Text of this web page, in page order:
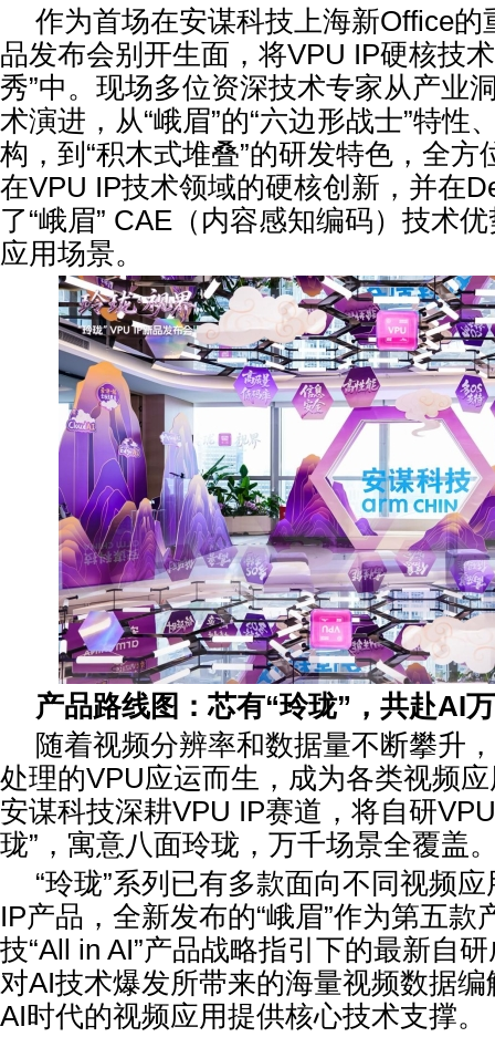
作为首场在安谋科技上海新Office的
品发布会别开生面，将VPU IP硬核技
秀”中。现场多位资深技术专家从产业
术演进，从“峨眉”的“六边形战士”特性
构，到“积木式堆叠”的研发特色，全方
在VPU IP技术领域的硬核创新，并在
了“峨眉” CAE（内容感知编码）技术
应用场景。
产品路线图：芯有“玲珑” ，共赴AI
随着视频分辨率和数据量不断攀升
处理的VPU应运而生，成为各类视频应
安谋科技深耕VPU IP赛道，将自研
珑”，寓意八面玲珑，万千场景全覆盖
“玲珑”系列已有多款面向不同视频
IP产品，全新发布的“峨眉”作为第五款
技“All in AI”产品战略指引下的最新自
对AI技术爆发所带来的海量视频数据
AI时代的视频应用提供核心技术支撑。